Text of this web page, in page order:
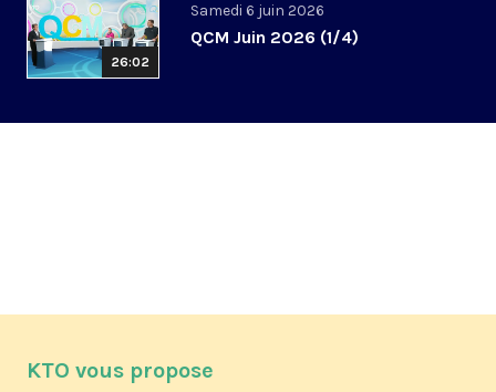
26:02
Samedi 6 juin 2026
QCM Juin 2026 (1/4)
KTO vous propose